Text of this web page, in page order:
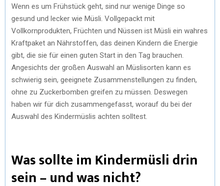
Wenn es um Frühstück geht, sind nur wenige Dinge so
gesund und lecker wie Müsli. Vollgepackt mit
Vollkornprodukten, Früchten und Nüssen ist Müsli ein wahres
Kraftpaket an Nährstoffen, das deinen Kindern die Energie
gibt, die sie für einen guten Start in den Tag brauchen.
Angesichts der großen Auswahl an Müslisorten kann es
schwierig sein, geeignete Zusammenstellungen zu finden,
ohne zu Zuckerbomben greifen zu müssen. Deswegen
haben wir für dich zusammengefasst, worauf du bei der
Auswahl des Kindermüslis achten solltest.
Was sollte im Kindermüsli drin
sein – und was nicht?